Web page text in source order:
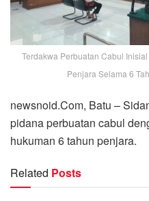
Terdakwa Perbuatan Cabul
Penjara Selama 6
newsnoid.Com, Batu –
pidana perbuatan cabul
hukuman 6 tahun penjara.
Related Posts